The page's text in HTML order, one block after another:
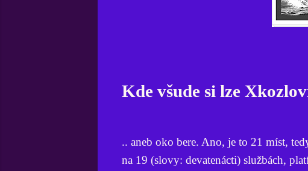
Kde všude si lze
.. aneb oko bere. Ano, je to 21 míst,
na 19 (slovy: devatenácti) službách,